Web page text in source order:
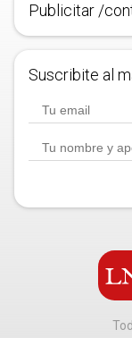
Publicitar /
Suscribite al